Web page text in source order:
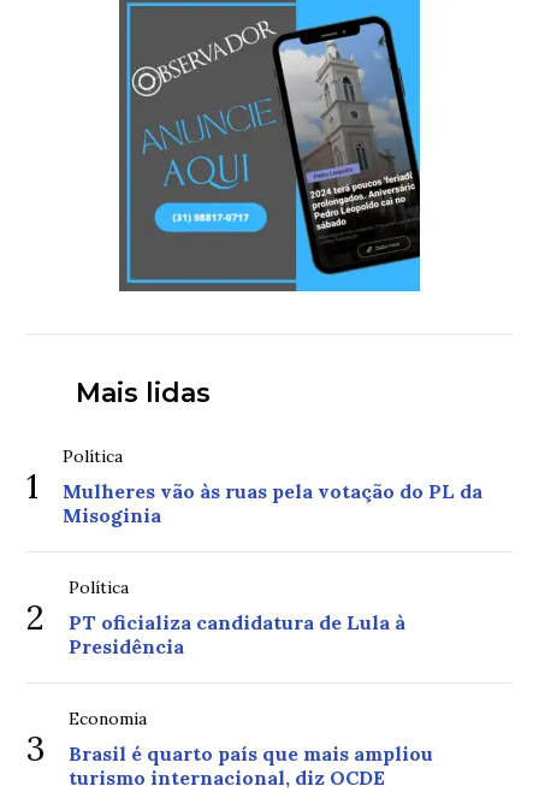
Mais lidas
1
Política
Mulheres vão às ruas pela votação do PL da
Misoginia
2
Política
PT oficializa candidatura de Lula à
Presidência
3
Economia
Brasil é quarto país que mais ampliou
turismo internacional, diz OCDE